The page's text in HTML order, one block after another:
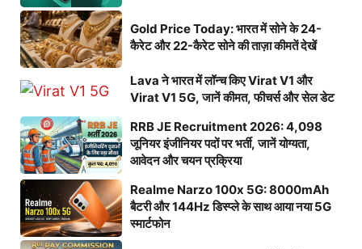
Gold Price Today: भारत में सोने के 24-
कैरेट और 22-कैरेट सोने की ताज़ा कीमतें देखें
Lava ने भारत में लॉन्च किए Virat V1 और
Virat V1 5G, जानें कीमत, फीचर्स और सेल डेट
RRB JE Recruitment 2026: 4,098
जूनियर इंजीनियर पदों पर भर्ती, जानें योग्यता,
आवेदन और चयन प्रक्रिया
Realme Narzo 100x 5G: 8000mAh
बैटरी और 144Hz डिस्प्ले के साथ आया नया 5G
स्मार्टफोन